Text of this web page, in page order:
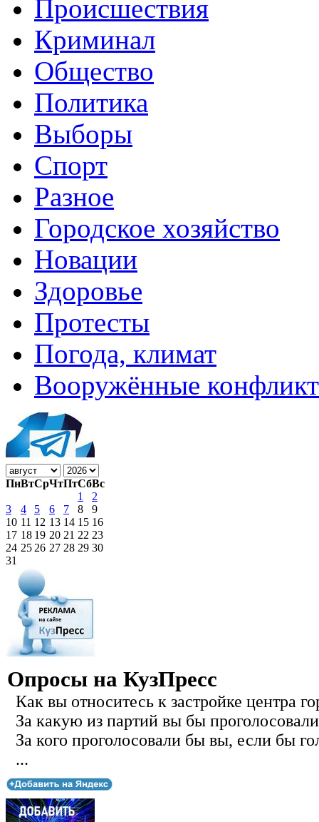
Происшествия
Криминал
Общество
Политика
Выборы
Спорт
Разное
Городское хозяйство
Новации
Здоровье
Протесты
Погода, климат
Вооружённые
ПнВтСрЧтПтСбВс
1
2
3
4 5 6 7 8
9
10 11 12 13 14 15 16
17 18 19 20 21 22 23
24 25 26 27 28 29 30
31
Опросы на КузПресс
Как вы относитесь к застройке центра
За какую из партий вы бы
За кого проголосовали бы вы, если бы
...